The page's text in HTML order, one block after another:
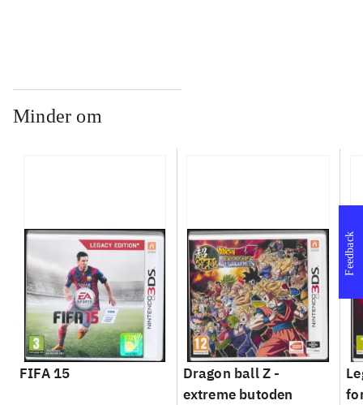
Minder om
FIFA 15
Dragon ball Z -
extreme butoden
Feedback